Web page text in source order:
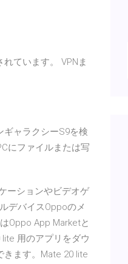
ています。 VPNま
ャラクシーS9を検
にファイルまたは写
ーションやビデオゲ
デバイスOppoのメ
Oppo App Marketと
用のアプリをダウ
きます。Mate 20 lite